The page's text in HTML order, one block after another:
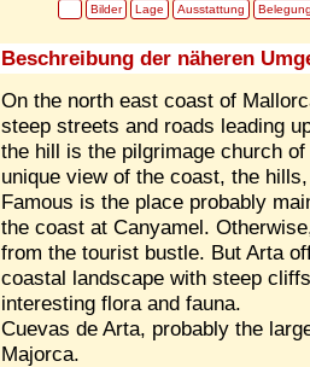
Bilder Lage Ausstattung
Beschreibung der näheren
On the north east coast of
steep streets and roads leading
the hill is the pilgrimage church
unique view of the coast, the
Famous is the place probably
the coast at Canyamel.
from the tourist bustle. But Arta
coastal landscape with steep
interesting flora and fauna.
Cuevas de Arta, probably the
Majorca.